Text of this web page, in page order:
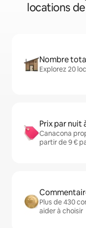
locations
Nombre
Explorez 20
Prix par nuit
Canacona
partir de 9 €
Plus de 430
aider à choisir